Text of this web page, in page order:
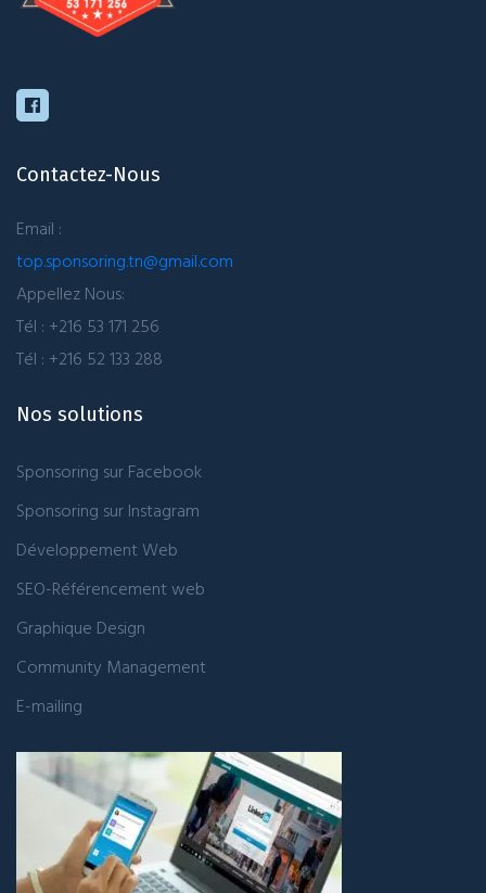
Contactez-Nous
Email :
top.sponsoring.tn@gmail.com
Appellez Nous:
Tél : +216 53 171 256
Tél : +216 52 133 288
Nos solutions
Sponsoring sur Facebook
Sponsoring sur Instagram
Développement Web
SEO-Référencement web
Graphique Design
Community Management
E-mailing